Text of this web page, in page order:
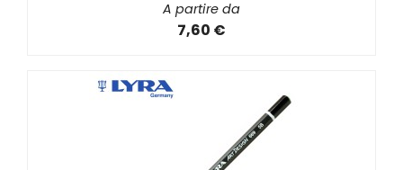
A partire da
7,60 €